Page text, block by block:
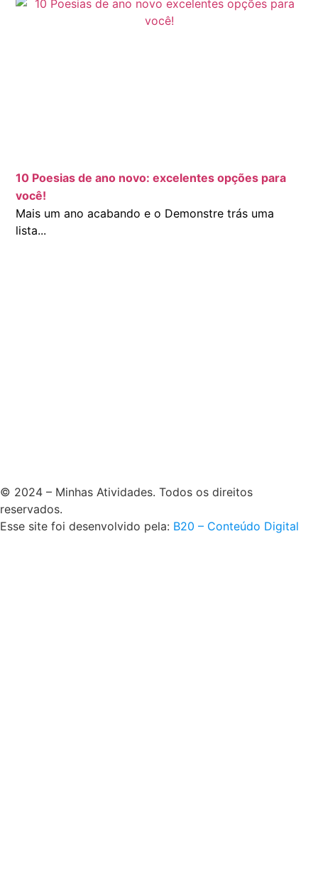
10 Poesias de ano novo: excelentes opções para
você!
Mais um ano acabando e o Demonstre trás uma
lista...
© 2024 – Minhas Atividades. Todos os direitos
reservados.
Esse site foi desenvolvido pela: B20 – Conteúdo Digital